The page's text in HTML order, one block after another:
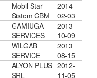
Mobil Star
Sistem CBM
2014-
02-03
GAMIUGA
SERVICES
2013-
10-09
WILGAB
SERVICE
2013-
08-15
ALYON PLUS
SRL
2012-
11-05